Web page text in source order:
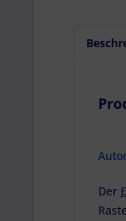
Der